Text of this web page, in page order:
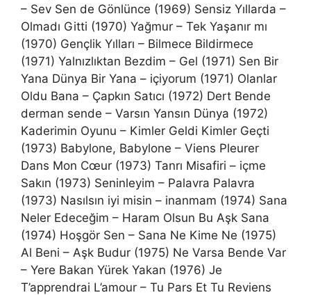
– Sev Sen de Gönlünce (1969) Sensiz Yıllarda –
Olmadı Gitti (1970) Yağmur – Tek Yaşanır mı
(1970) Gençlik Yılları – Bilmece Bildirmece
(1971) Yalnızlıktan Bezdim – Gel (1971) Sen Bir
Yana Dünya Bir Yana – içiyorum (1971) Olanlar
Oldu Bana – Çapkın Satıcı (1972) Dert Bende
derman sende – Varsın Yansın Dünya (1972)
Kaderimin Oyunu – Kimler Geldi Kimler Geçti
(1973) Babylone, Babylone – Viens Pleurer
Dans Mon Cœur (1973) Tanrı Misafiri – içme
Sakın (1973) Seninleyim – Palavra Palavra
(1973) Nasılsın iyi misin – inanmam (1974) Sana
Neler Edeceğim – Haram Olsun Bu Aşk Sana
(1974) Hoşgör Sen – Sana Ne Kime Ne (1975)
Al Beni – Aşk Budur (1975) Ne Varsa Bende Var
– Yere Bakan Yürek Yakan (1976) Je
T’apprendrai L’amour – Tu Pars Et Tu Reviens